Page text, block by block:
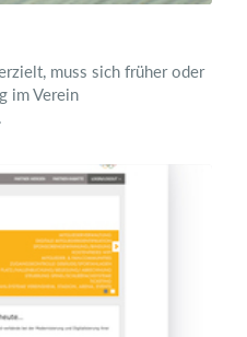
muss sich früher oder
im Verein